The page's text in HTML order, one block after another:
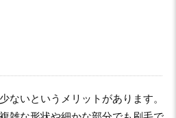
ないというメリットがあります。